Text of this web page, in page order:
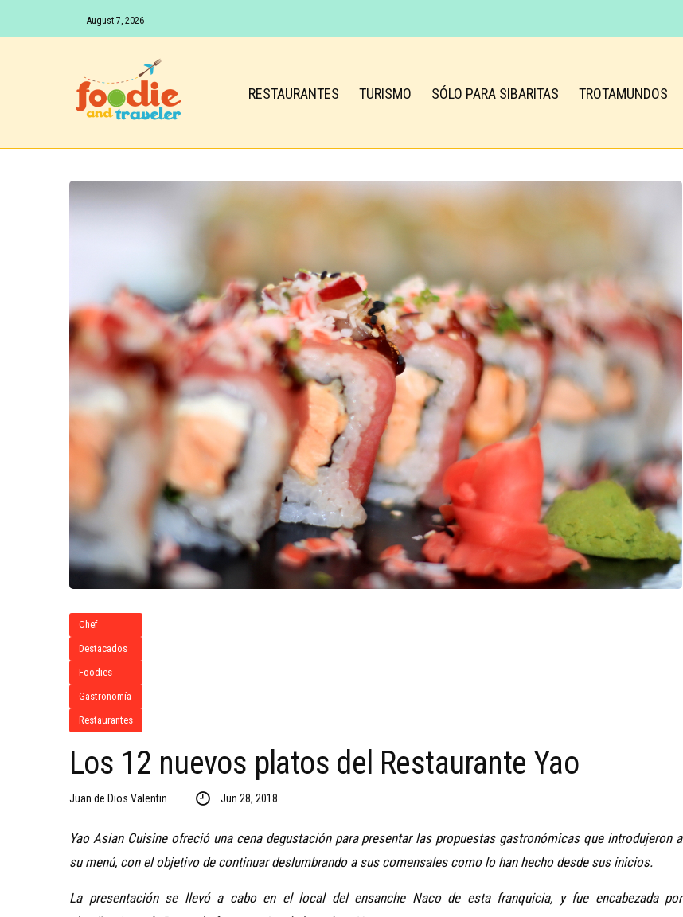
August 7, 2026
RESTAURANTES TURISMO SÓLO PARA SIBARITAS TROTAMUNDOS
Chef
Destacados
Foodies
Gastronomía
Restaurantes
Los 12 nuevos platos del Restaurante Yao
Juan de Dios Valentin Jun 28, 2018
Yao Asian Cuisine ofreció una cena degustación para presentar las propuestas gastronómicas que introdujeron a
su menú, con el objetivo de continuar deslumbrando a sus comensales como lo han hecho desde sus inicios.
La presentación se llevó a cabo en el local del ensanche Naco de esta franquicia, y fue encabezada por